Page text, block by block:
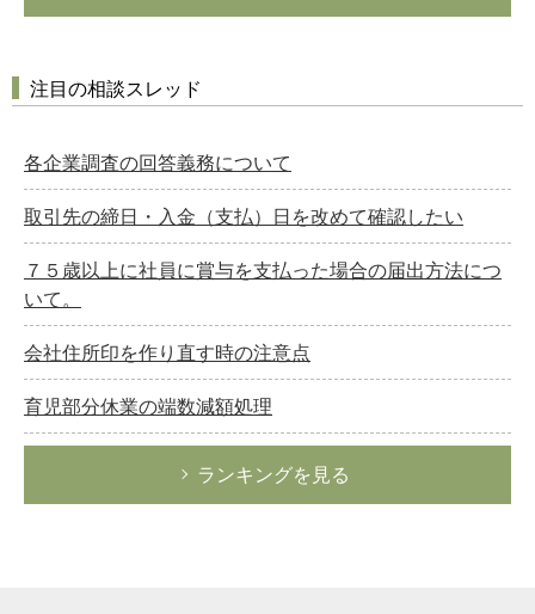
注目の相談スレッド
各企業調査の回答義務について
取引先の締日・入金（支払）日を改めて確認したい
７５歳以上に社員に賞与を支払った場合の届出方法につ
いて。
会社住所印を作り直す時の注意点
育児部分休業の端数減額処理
ランキングを見る